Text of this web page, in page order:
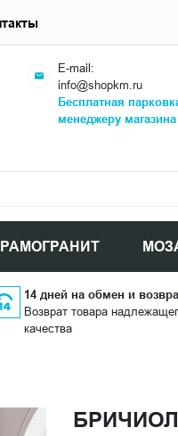
E-mail:
info@shopkm.ru
Бесплатная
менеджеру магазина
14 дней на обмен и
Возврат товара
качества